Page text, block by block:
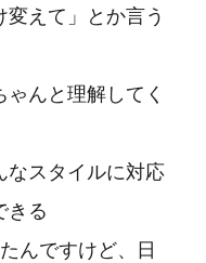
えて」とか言う
んと理解してく
なスタイルに対応
きる
んですけど、日